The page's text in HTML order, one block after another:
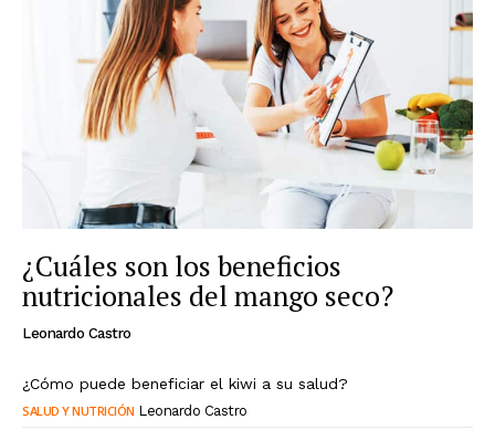
¿Cuáles son los beneficios
nutricionales del mango seco?
Leonardo Castro
¿Cómo puede beneficiar el kiwi a su salud?
SALUD Y NUTRICIÓN Leonardo Castro